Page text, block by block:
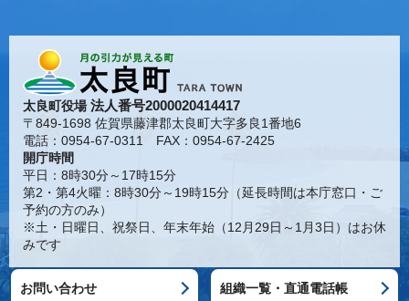
太良町役場法人番号2000020414417
〒849-1698 佐賀県藤津郡太良町大字多良1番地6
電話：0954-67-0311 FAX：0954-67-2425
開庁時間
平日：8時30分～17時15分
第2・第4火曜：8時30分～19時15分（延長時間は本庁窓口・ご
予約の方のみ）
※土・日曜日、祝祭日、年末年始（12月29日～1月3日）はお休
みです
お問い合わせ 組織一覧・直通電話帳